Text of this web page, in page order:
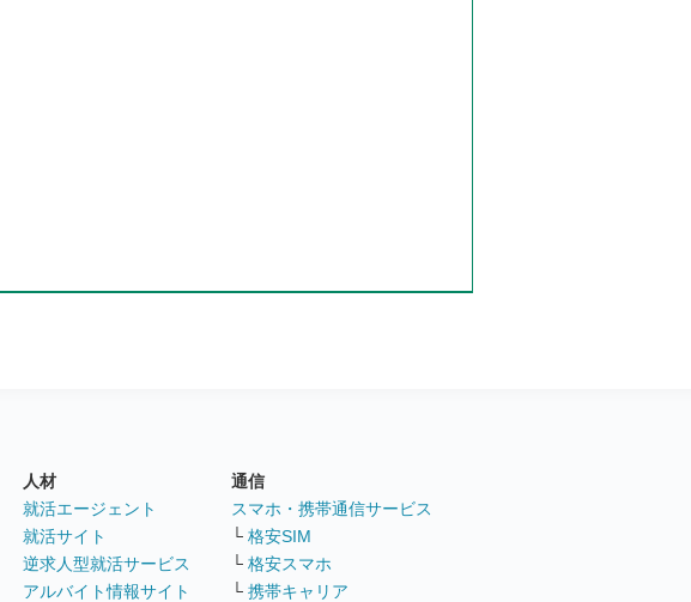
人材
就活エージェント
就活サイト
逆求人型就活サービス
アルバイト情報サイト
通信
スマホ・携帯通信サービス
└ 格安SIM
└ 格安スマホ
└ 携帯キャリア